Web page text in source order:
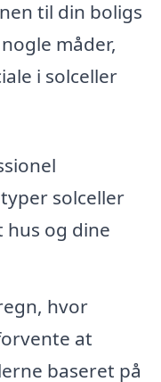
til din boligs
måder,
i solceller
solceller
hus og dine
hvor
at
baseret på